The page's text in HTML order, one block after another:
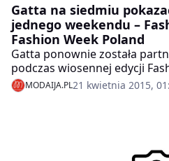
Gatta na siedmiu
jednego weekendu –
Fashion Week Poland
Gatta ponownie została
podczas wiosennej edycji
Week Poland. W ramach
marki Gatta podczas swoich
były także dostępne w
MODAIJA.PL21 kwietnia 2015,